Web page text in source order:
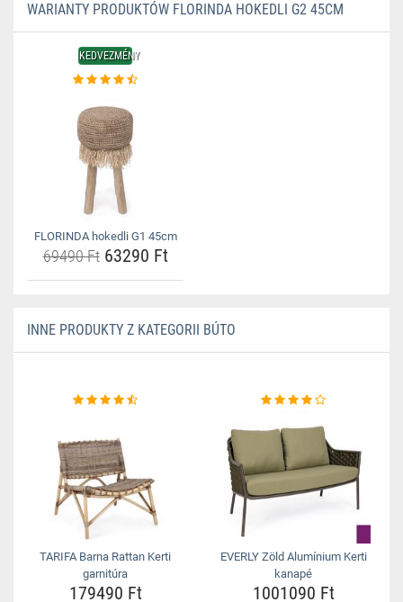
WARIANTY PRODUKTÓW FLORINDA HOKEDLI G2 45CM
KEDVEZMÉNY
FLORINDA hokedli G1 45cm
69490 Ft63290 Ft
INNE PRODUKTY Z KATEGORII BÚTO
TARIFA Barna Rattan Kerti
garnitúra
179490 Ft
EVERLY Zöld Alumínium Kerti
kanapé
1001090 Ft